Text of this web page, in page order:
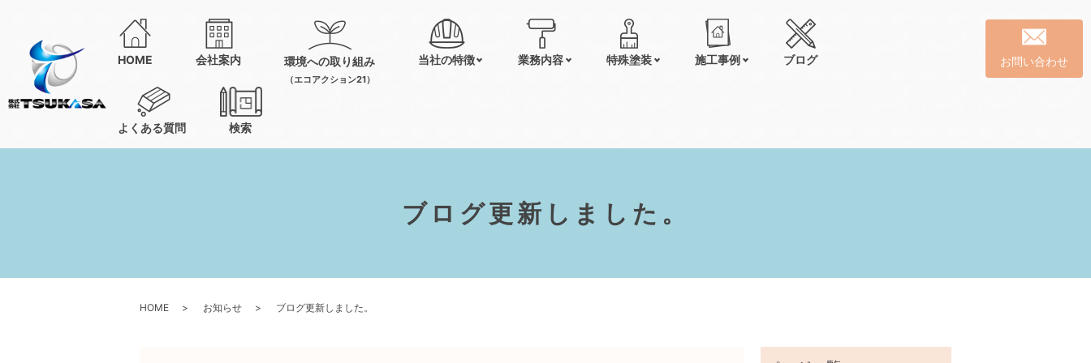
HOME 会社案内 環境への取り組み
（エコアクション21）
当社の特徴 業務内容 特殊塗装 施工事例 ブログ
よくある質問 検索
お問い合わせ
ブログ更新しました。
HOME お知らせ ブログ更新しました。